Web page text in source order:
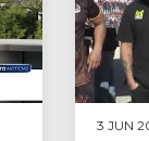
3 JUN